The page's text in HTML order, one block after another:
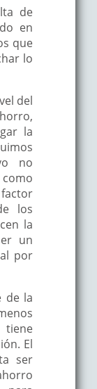
de
en
que
lo
del
la
no
los
la
un
por
de la
tiene
El
ser